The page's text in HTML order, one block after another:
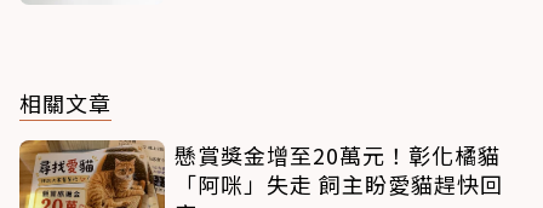
相關文章
懸賞獎金增至20萬元！彰化橘貓
「阿咪」失走 飼主盼愛貓趕快回